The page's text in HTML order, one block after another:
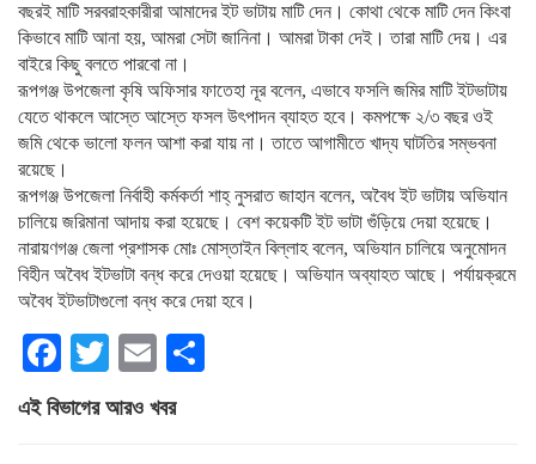
বছরই মাটি সরবরাহকারীরা আমাদের ইট ভাটায় মাটি দেন। কোথা থেকে মাটি দেন কিংবা
কিভাবে মাটি আনা হয়, আমরা সেটা জানিনা। আমরা টাকা দেই। তারা মাটি দেয়। এর
বাইরে কিছু বলতে পারবো না।
রূপগঞ্জ উপজেলা কৃষি অফিসার ফাতেহা নূর বলেন, এভাবে ফসলি জমির মাটি ইটভাটায়
যেতে থাকলে আস্তে আস্তে ফসল উৎপাদন ব্যাহত হবে। কমপক্ষে ২/৩ বছর ওই
জমি থেকে ভালো ফলন আশা করা যায় না। তাতে আগামীতে খাদ্য ঘাটতির সম্ভবনা
রয়েছে।
রূপগঞ্জ উপজেলা নির্বাহী কর্মকর্তা শাহ্ নুসরাত জাহান বলেন, অবৈধ ইট ভাটায় অভিযান
চালিয়ে জরিমানা আদায় করা হয়েছে। বেশ কয়েকটি ইট ভাটা গুঁড়িয়ে দেয়া হয়েছে।
নারায়ণগঞ্জ জেলা প্রশাসক মোঃ মোস্তাইন বিল্লাহ বলেন, অভিযান চালিয়ে অনুমোদন
বিহীন অবৈধ ইটভাটা বন্ধ করে দেওয়া হয়েছে। অভিযান অব্যাহত আছে। পর্যায়ক্রমে
অবৈধ ইটভাটাগুলো বন্ধ করে দেয়া হবে।
Facebook
TwitterEmail
এই বিভাগের আরও খবর